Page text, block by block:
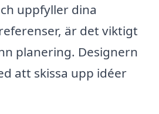
uppfyller dina
är det viktigt
planering. Designern
att skissa upp idéer